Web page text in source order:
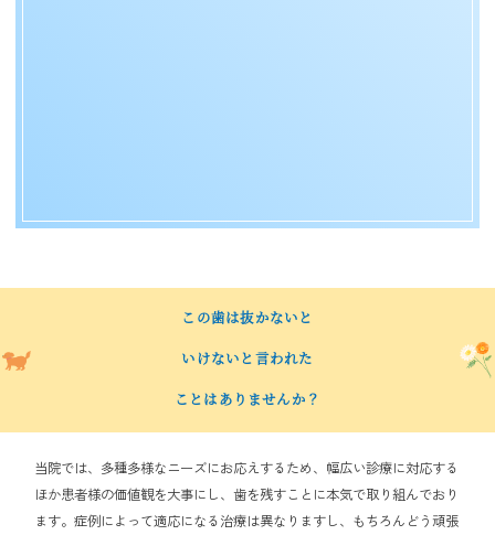
この歯は抜かないと
いけないと 言われた
ことはありませんか？
当院では、多種多様なニーズにお応えするため、幅広い診療に対応する
ほか患者様の価値観を大事にし、歯を残すことに本気で取り組んでおり
ます。症例によって適応になる治療は異なりますし、もちろんどう頑張